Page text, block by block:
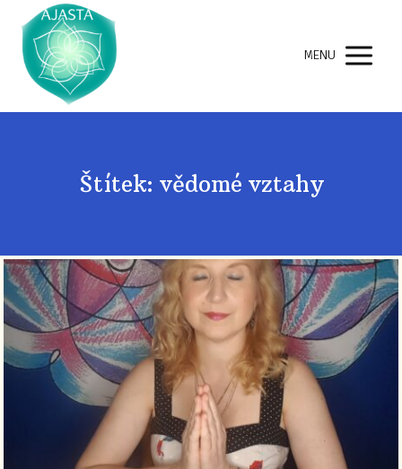
MENU
Štítek: vědomé vztahy